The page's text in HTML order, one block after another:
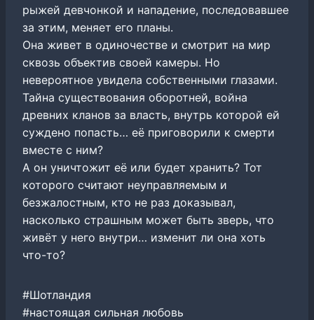
рыжей девчонкой и нападение, последовавшее
за этим, меняет его планы.
Она живет в одиночестве и смотрит на мир
сквозь объектив своей камеры. Но
невероятное увидела собственными глазами.
Тайна существования оборотней, война
древних кланов за власть, внутрь которой ей
суждено попасть… её приговорили к смерти
вместе с ним?
А он уничтожит её или будет хранить? Тот
которого считают неуправляемым и
безжалостным, кто не раз доказывал,
насколько страшным может быть зверь, что
живёт у него внутри… изменит ли она хоть
что-то?
#Шотландия
#настоящая сильная любовь